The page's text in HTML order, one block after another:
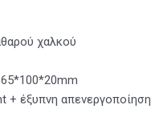
χαλκού
+ έξυπνη απενεργοποίηση